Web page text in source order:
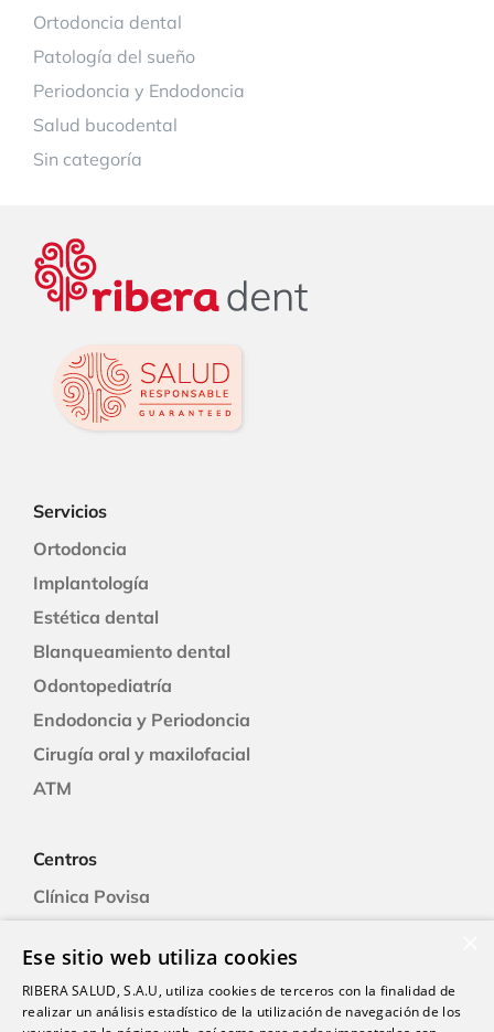
Ortodoncia dental
Patología del sueño
Periodoncia y Endodoncia
Salud bucodental
Sin categoría
Servicios
Ortodoncia
Implantología
Estética dental
Blanqueamiento dental
Odontopediatría
Endodoncia y Periodoncia
Cirugía oral y maxilofacial
ATM
Centros
Clínica Povisa
Ciudad Quesada
Clínica Cartagena
Ese sitio web utiliza cookies
RIBERA SALUD, S.A.U, utiliza cookies de terceros con la finalidad de
realizar un análisis estadístico de la utilización de navegación de los